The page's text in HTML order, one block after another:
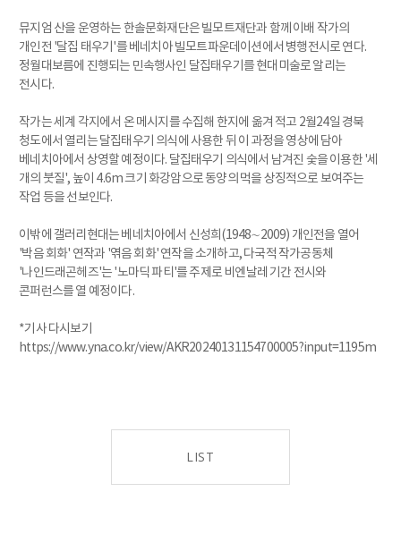
뮤지엄 산을 운영하는 한솔문화재단은 빌모트재단과 함께 이배 작가의
개인전 '달집 태우기'를 베네치아 빌모트파운데이션에서 병행전시로 연다.
정월대보름에 진행되는 민속행사인 달집태우기를 현대미술로 알리는
전시다.
작가는 세계 각지에서 온 메시지를 수집해 한지에 옮겨 적고 2월24일 경북
청도에서 열리는 달집태우기 의식에 사용한 뒤 이 과정을 영상에 담아
베네치아에서 상영할 예정이다. 달집태우기 의식에서 남겨진 숯을 이용한 '세
개의 붓질', 높이 4.6m 크기 화강암으로 동양의 먹을 상징적으로 보여주는
작업 등을 선보인다.
이밖에 갤러리현대는 베네치아에서 신성희(1948∼2009) 개인전을 열어
'박음 회화' 연작과 '엮음 회화' 연작을 소개하고, 다국적 작가공동체
'나인드래곤헤즈'는 '노마딕 파티'를 주제로 비엔날레 기간 전시와
콘퍼런스를 열 예정이다.
*기사 다시보기
https://www.yna.co.kr/view/AKR20240131154700005?input=1195m
LIST